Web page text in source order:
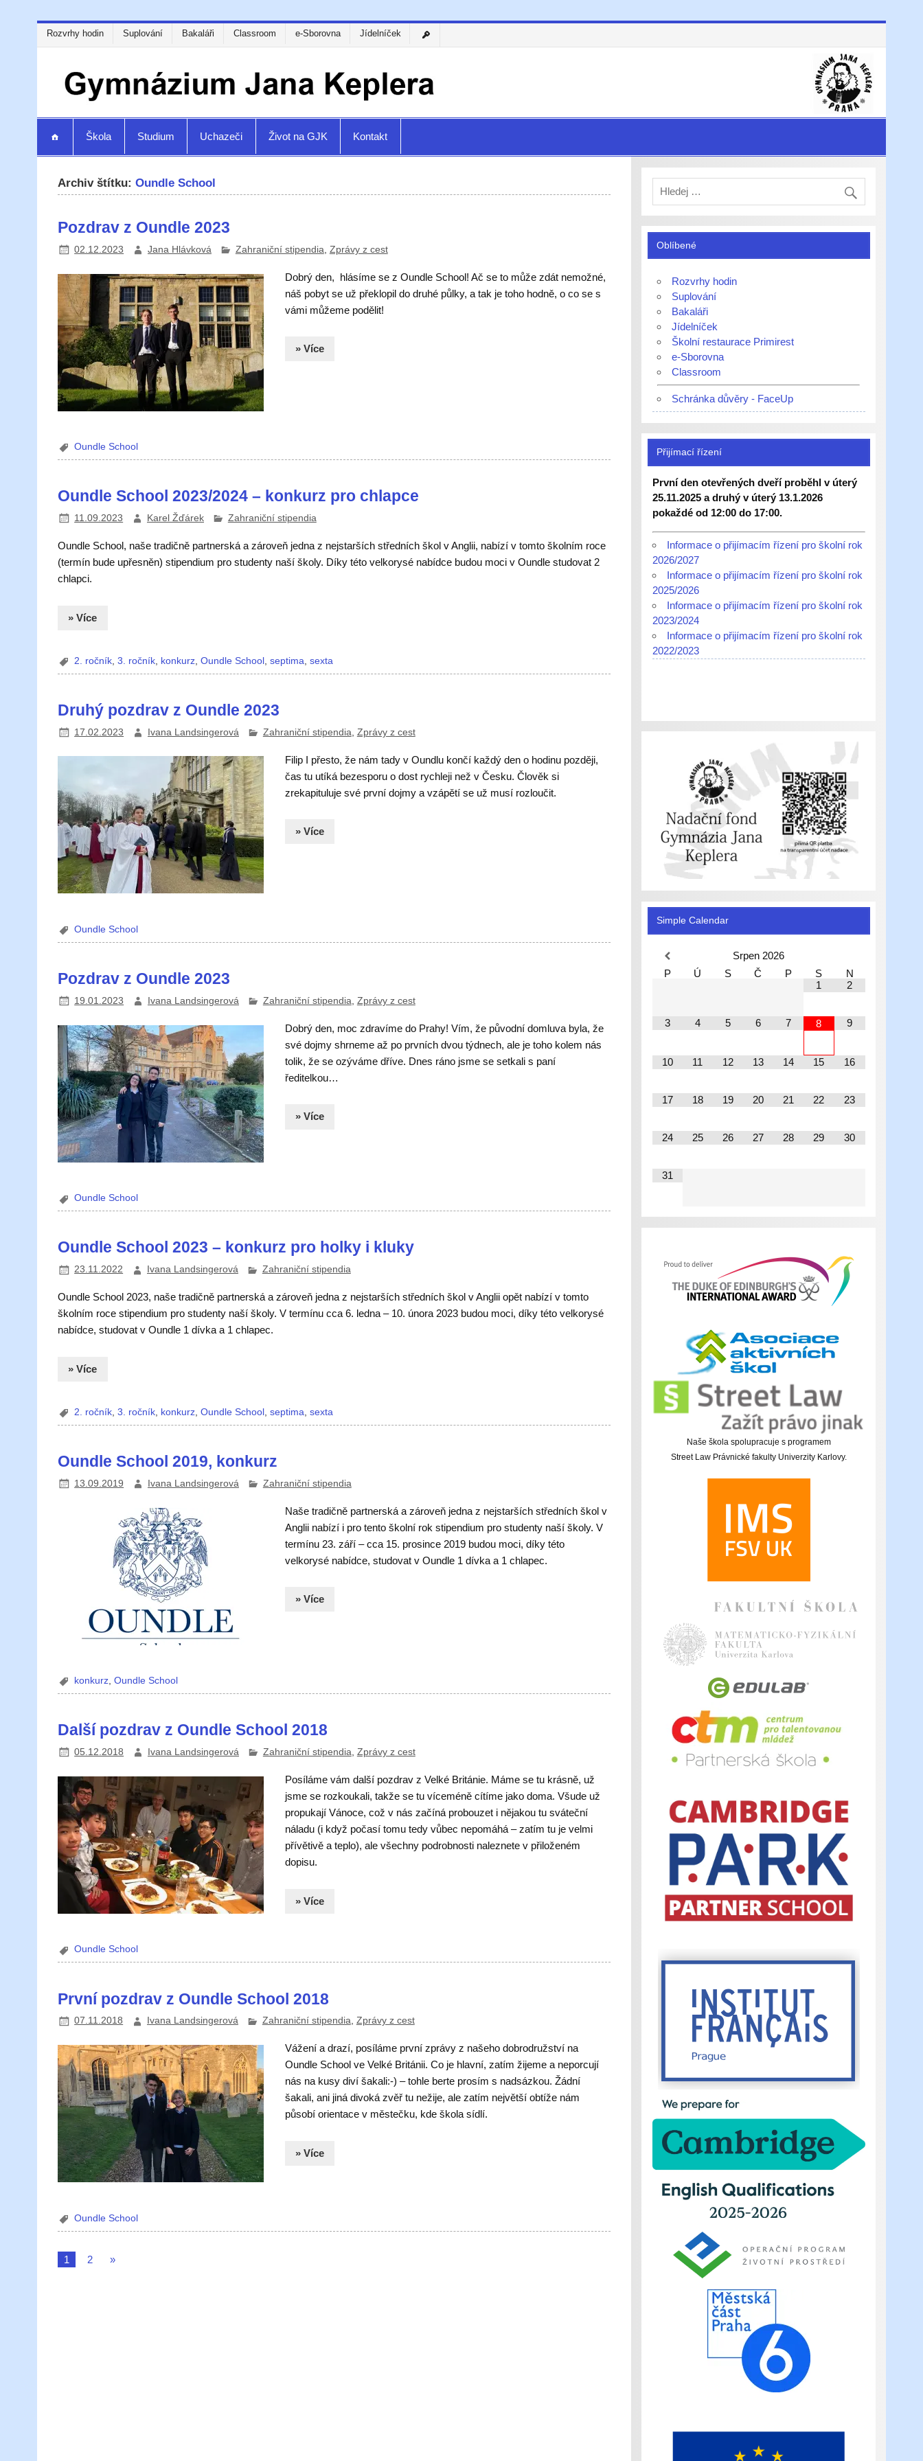
Rozvrhy hodin Suplování Bakaláři Classroom e-Sborovna Jídelníček
Škola Studium Uchazeči Život na GJK Kontakt
Archiv štítku:Oundle School
Pozdrav z Oundle 2023
02.12.2023 Jana Hlávková Zahraniční stipendia Zprávy z cest
Dobrý den, hlásíme se z Oundle School! Ač se to může zdát nemožné,
náš pobyt se už překlopil do druhé půlky, a tak je toho hodně, o co se s
vámi můžeme podělit!
» Více
Oundle School
Oundle School 2023/2024 – konkurz pro chlapce
11.09.2023 Karel Žďárek Zahraniční stipendia
Oundle School, naše tradičně partnerská a zároveň jedna z nejstarších středních škol v Anglii, nabízí v tomto školním roce
(termín bude upřesněn) stipendium pro studenty naší školy. Díky této velkorysé nabídce budou moci v Oundle studovat 2
chlapci.
» Více
2. ročník ,3. ročník konkurz ,Oundle School ,septima ,sexta
Druhý pozdrav z Oundle 2023
17.02.2023 Ivana Landsingerová Zahraniční stipendia Zprávy z cest
Filip I přesto, že nám tady v Oundlu končí každý den o hodinu později,
čas tu utíká bezesporu o dost rychleji než v Česku. Člověk si
zrekapituluje své první dojmy a vzápětí se už musí rozloučit.
» Více
Oundle School
Pozdrav z Oundle 2023
19.01.2023 Ivana Landsingerová Zahraniční stipendia Zprávy z cest
Dobrý den, moc zdravíme do Prahy! Vím, že původní domluva byla, že
své dojmy shrneme až po prvních dvou týdnech, ale je toho kolem nás
tolik, že se ozýváme dříve. Dnes ráno jsme se setkali s paní
ředitelkou…
» Více
Oundle School
Oundle School 2023 – konkurz pro holky i kluky
23.11.2022 Ivana Landsingerová Zahraniční stipendia
Oundle School 2023, naše tradičně partnerská a zároveň jedna z nejstarších středních škol v Anglii opět nabízí v tomto
školním roce stipendium pro studenty naší školy. V termínu cca 6. ledna – 10. února 2023 budou moci, díky této velkorysé
nabídce, studovat v Oundle 1 dívka a 1 chlapec.
» Více
2. ročník ,3. ročník konkurz ,Oundle School ,septima ,sexta
Oundle School 2019, konkurz
13.09.2019 Ivana Landsingerová Zahraniční stipendia
Naše tradičně partnerská a zároveň jedna z nejstarších středních škol v
Anglii nabízí i pro tento školní rok stipendium pro studenty naší školy. V
termínu 23. září – cca 15. prosince 2019 budou moci, díky této
velkorysé nabídce, studovat v Oundle 1 dívka a 1 chlapec.
» Více
konkurz,Oundle School
Další pozdrav z Oundle School 2018
05.12.2018 Ivana Landsingerová Zahraniční stipendia, Zprávy z cest
Posíláme vám další pozdrav z Velké Británie. Máme se tu krásně, už
jsme se rozkoukali, takže se tu víceméně cítíme jako doma. Všude už
propukají Vánoce, což v nás začíná probouzet i nějakou tu sváteční
náladu (i když počasí tomu tedy vůbec nepomáhá – zatím tu je velmi
přívětivě a teplo), ale všechny podrobnosti naleznete v přiloženém
dopisu.
» Více
Oundle School
První pozdrav z Oundle School 2018
07.11.2018 Ivana Landsingerová Zahraniční stipendia, Zprávy z cest
Vážení a drazí, posíláme první zprávy z našeho dobrodružství na
Oundle School ve Velké Británii. Co je hlavní, zatím žijeme a neporcují
nás na kusy diví šakali:-) – tohle berte prosím s nadsázkou. Žádní
šakali, ani jiná divoká zvěř tu nežije, ale zatím největší obtíže nám
působí orientace v městečku, kde škola sídlí.
» Více
Oundle School
1 2 »
Oblíbené
Rozvrhy hodin
Suplování
Bakaláři
Jídelníček
Školní restaurace Primirest
e-Sborovna
Classroom
Schránka důvěry - FaceUp
Přijímací řízení
První den otevřených dveří proběhl v úterý
25.11.2025 a druhý v úterý 13.1.2026
pokaždé od 12:00 do 17:00.
Informace o přijímacím řízení pro školní rok
2026/2027
Informace o přijímacím řízení pro školní rok
2025/2026
Informace o přijímacím řízení pro školní rok
2023/2024
Informace o přijímacím řízení pro školní rok
2022/2023
Simple Calendar
Srpen 2026
P
Ú S Č P S
N
1
2
3 4 5 6 7 8 9
10 11 12 13 14 15 16
17 18 19 20 21 22 23
24 25 26 27 28 29 30
31
Naše škola spolupracuje s programem
Street Law Právnické fakulty Univerzity Karlovy.